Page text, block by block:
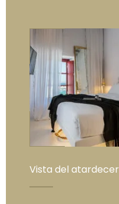
Vista del atardecer